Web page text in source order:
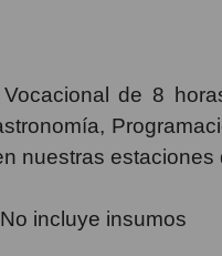
de 8
nuestras
incluye insumos